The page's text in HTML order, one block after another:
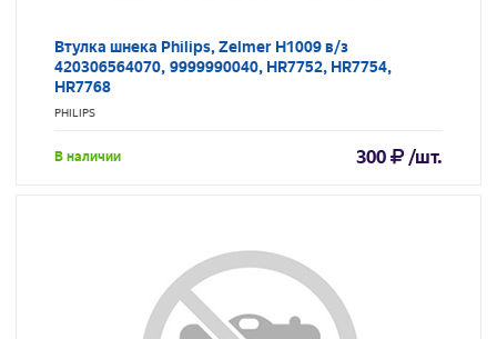
Втулка шнека Philips, Zelmer H1009 в/з
420306564070, 9999990040, HR7752, HR7754,
HR7768
PHILIPS
В наличии 300 /шт.